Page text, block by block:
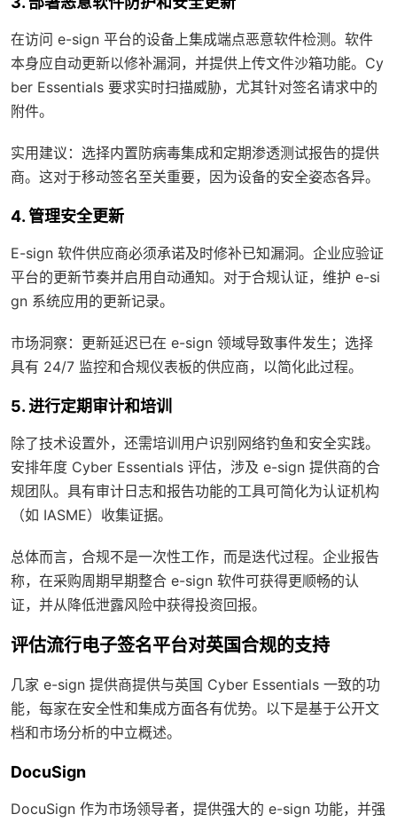
在访问 e-sign 平台的设备上集成端点恶意软件检测。软件
本身应自动更新以修补漏洞，并提供上传文件沙箱功能。Cy
ber Essentials 要求实时扫描威胁，尤其针对签名请求中的
附件。
实用建议：选择内置防病毒集成和定期渗透测试报告的提供
商。这对于移动签名至关重要，因为设备的安全姿态各异。
4. 管理安全更新
E-sign 软件供应商必须承诺及时修补已知漏洞。企业应验证
平台的更新节奏并启用自动通知。对于合规认证，维护 e-si
gn 系统应用的更新记录。
市场洞察：更新延迟已在 e-sign 领域导致事件发生；选择
具有 24/7 监控和合规仪表板的供应商，以简化此过程。
5. 进行定期审计和培训
除了技术设置外，还需培训用户识别网络钓鱼和安全实践。
安排年度 Cyber Essentials 评估，涉及 e-sign 提供商的合
规团队。具有审计日志和报告功能的工具可简化为认证机构
（如 IASME）收集证据。
总体而言，合规不是一次性工作，而是迭代过程。企业报告
称，在采购周期早期整合 e-sign 软件可获得更顺畅的认
证，并从降低泄露风险中获得投资回报。
评估流行电子签名平台对英国合规的支持
几家 e-sign 提供商提供与英国 Cyber Essentials 一致的功
能，每家在安全性和集成方面各有优势。以下是基于公开文
档和市场分析的中立概述。
DocuSign
DocuSign 作为市场领导者，提供强大的 e-sign 功能，并强